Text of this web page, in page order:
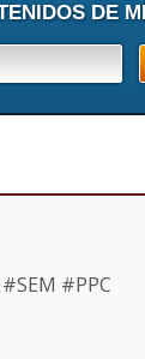
DE
#PPC